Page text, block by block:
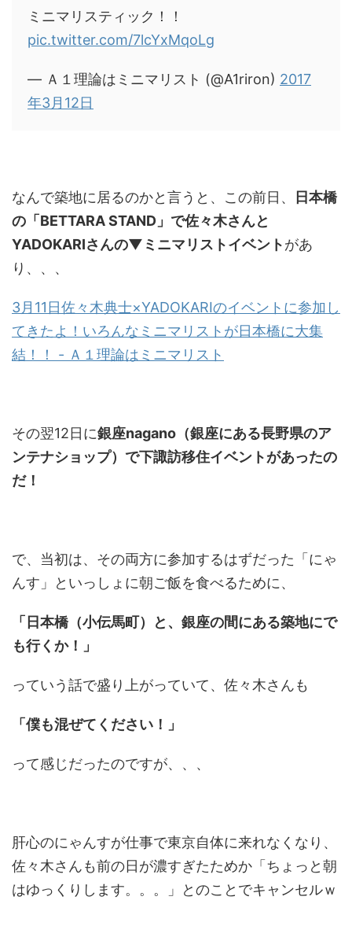
ミニマリスティック！！
pic.twitter.com/7lcYxMqoLg
— Ａ１理論はミニマリスト (@A1riron) 2017
年3月12日
なんで築地に居るのかと言うと、この前日、
日本橋
の「BETTARA STAND」で佐々木さんと
YADOKARIさんの▼ミニマリストイベントがあ
り、、、
3月11日佐々木典士×YADOKARIのイベントに参加し
てきたよ！いろんなミニマリストが日本橋に大集
結！！ - Ａ１理論はミニマリスト
その翌12日に銀座nagano（銀座にある長野県のア
ンテナショップ）で下諏訪移住イベントがあったの
だ！
で、当初は、その両方に参加するはずだった「にゃ
んす」といっしょに朝ご飯を食べるために、
「日本橋（小伝馬町）と、銀座の間にある築地にで
も行くか！」
っていう話で盛り上がっていて、佐々木さんも
「僕も混ぜてください！」
って感じだったのですが、、、
肝心のにゃんすが仕事で東京自体に来れなくなり、
佐々木さんも前の日が濃すぎたためか「ちょっと朝
はゆっくりします。。。」とのことでキャンセルｗ